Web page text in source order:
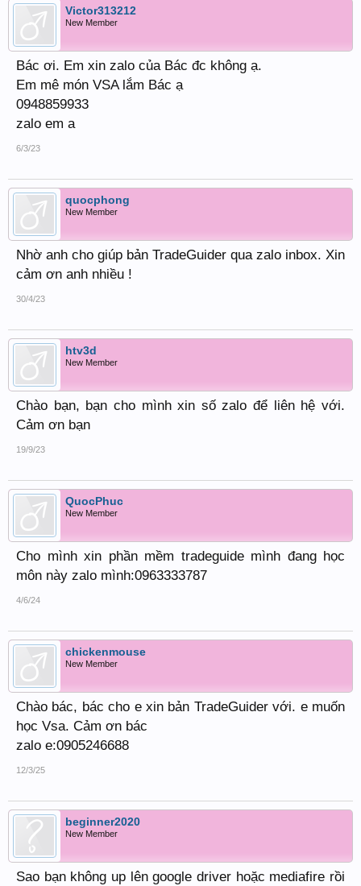
Victor313212
New Member
Bác ơi. Em xin zalo của Bác đc không ạ.
Em mê món VSA lắm Bác ạ
0948859933
zalo em a
6/3/23
quocphong
New Member
Nhờ anh cho giúp bản TradeGuider qua zalo inbox. Xin
cảm ơn anh nhiều !
30/4/23
htv3d
New Member
Chào bạn, bạn cho mình xin số zalo để liên hệ với.
Cảm ơn bạn
19/9/23
QuocPhuc
New Member
Cho mình xin phần mềm tradeguide mình đang học
môn này zalo mình:0963333787
4/6/24
chickenmouse
New Member
Chào bác, bác cho e xin bản TradeGuider với. e muốn
học Vsa. Cảm ơn bác
zalo e:0905246688
12/3/25
beginner2020
New Member
Sao bạn không up lên google driver hoặc mediafire rồi